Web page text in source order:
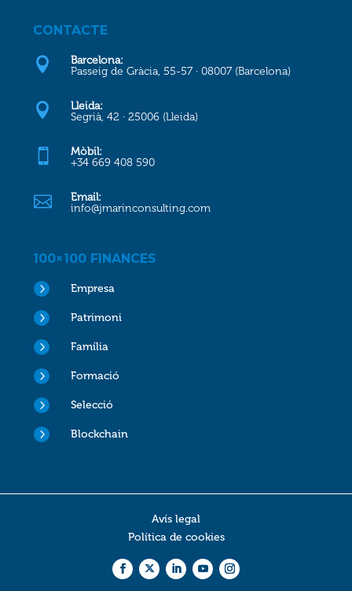
CONTACTE

Barcelona:
Passeig de Gràcia, 55-57 · 08007 (Barcelona)

Lleida:
Segrià, 42 · 25006 (Lleida)

Mòbil:
+34 669 408 590

Email:
info@jmarinconsulting.com
100×100 FINANCES
5 Empresa
5 Patrimoni
5 Família
5 Formació
5 Selecció
5 Blockchain
Avís legal
Política de cookies